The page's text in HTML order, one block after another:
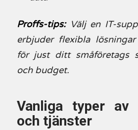
Proffs-tips: Välj en IT-
erbjuder flexibla
för just ditt småföretags
och budget.
Vanliga typer av
och tjänster